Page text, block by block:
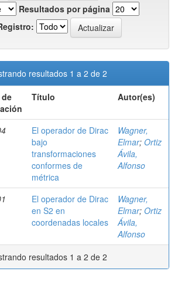
Resultados por página
resultados 1 a 2 de 2
de
Título Autor(es)
El operador de Dirac
bajo
transformaciones
conformes de
métrica
Wagner,
Elmar; Ortiz
Ávila,
Alfonso
El operador de Dirac
en S2 en
coordenadas locales
Wagner,
Elmar; Ortiz
Ávila,
Alfonso
resultados 1 a 2 de 2